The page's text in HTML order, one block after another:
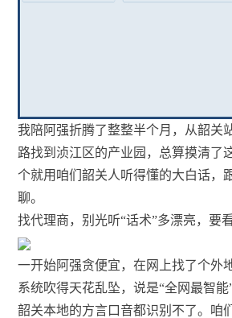
我陪阿强折腾了整整半个月，从韶关
路找到浈江区的产业园，总算摸清了
个就用咱们韶关人听得懂的大白话，
聊。
找代理商，别光听“话术”多漂亮，要
一开始阿强贪便宜，在网上找了个外
系统吹得天花乱坠，说是“全网最智
韶关本地的方言口音都识别不了。咱